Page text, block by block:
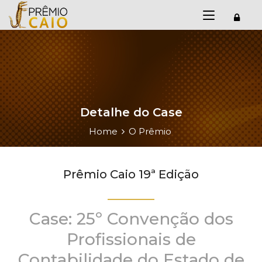
Detalhe do Case
Home O Prêmio
Prêmio Caio 19ª Edição
Case: 25º Convenção dos
Profissionais de